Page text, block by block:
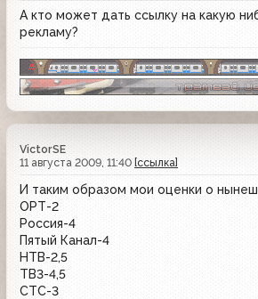
А кто может дать ссылку на какую
рекламу?
VictorSE
11 августа 2009, 11:40 [ссылка]
И таким образом мои оценки о
ОРТ-2
Россия-4
Пятый Канал-4
НТВ-2,5
ТВ3-4,5
СТС-3